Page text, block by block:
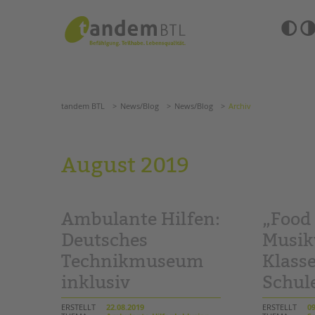
Barrierefrei-
ANGEBOTE
KITA & FRÜHE HILFEN
Grundschulen
Oberschulen
Förderzentren
Kollegs
EFöB
Schulbezogene Sozialarbeit
Tagesgruppen
BETREUTES
TANDEM BTL
Zertfikatskurse
Seminarkalender
tandem BTL News/Blog
tandem BTL News/Blog News/Blog Archiv
August 2019
Ambulante Hilfen:
Deutsches
Technikmuseum
inklusiv
ERSTELLT
22.08.2019
ERSTELLT